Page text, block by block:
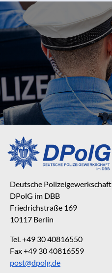
Deutsche Polizeigewerkschaft
DPolG im DBB
Friedrichstraße 169
10117 Berlin
Tel. +49 30 40816550
Fax +49 30 40816559
post@dpolg.de